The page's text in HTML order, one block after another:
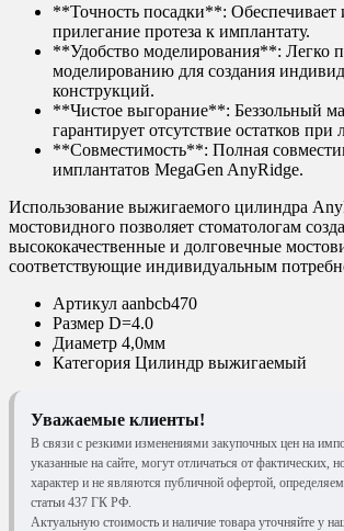
**Точность посадки**: Обеспечивает
прилегание протеза к имплантату.
**Удобство моделирования**: Легко
моделированию для создания
конструкций.
**Чистое выгорание**: Беззольный
гарантирует отсутствие остатков при
**Совместимость**: Полная
имплантатов MegaGen AnyRidge.
Использование выжигаемого цилиндра
мостовидного позволяет стоматологам
высококачественные и долговечные
соответствующие индивидуальным
Артикул aanbcb470
Размер D=4.0
Диаметр 4,0мм
Категория Цилиндр выжигаемый
Уважаемые клиенты!
В связи с резкими изменениями закупочных цен на
указанные на сайте, могут отличаться от фактических,
характер и не являются публичной офертой,
статьи 437 ГК РФ.
Актуальную стоимость и наличие товара уточняйте у